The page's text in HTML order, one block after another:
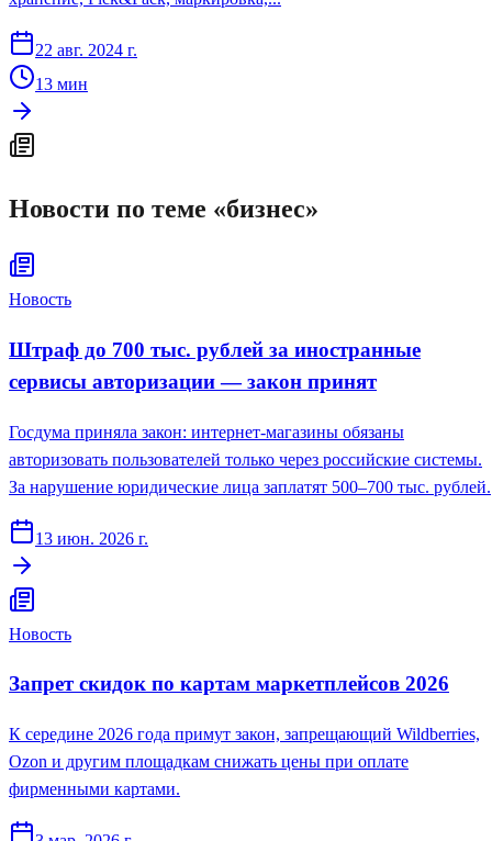
22 авг. 2024 г.
13 мин
Новости по теме «бизнес»
Новость
Штраф до 700 тыс. рублей за иностранные
сервисы авторизации — закон принят
Госдума приняла закон: интернет-магазины обязаны
авторизовать пользователей только через российские системы.
За нарушение юридические лица заплатят 500–700 тыс. рублей.
13 июн. 2026 г.
Новость
Запрет скидок по картам маркетплейсов 2026
К середине 2026 года примут закон, запрещающий Wildberries,
Ozon и другим площадкам снижать цены при оплате
фирменными картами.